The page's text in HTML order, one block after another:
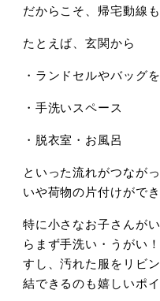
だからこそ、帰宅動線
たとえば、玄関から
・ランドセルやバッグ
・手洗いスペース
・脱衣室・お風呂
といった流れがつなが
いや荷物の片付けができ
特に小さなお子さんが
らまず手洗い・うがい
すし、汚れた服をリビ
結できるのも嬉しいポイ